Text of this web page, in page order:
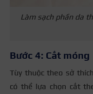
Làm sạch phần da
Bước 4: Cắt móng
Tùy thuộc theo sở
có thể lựa chọn cắt